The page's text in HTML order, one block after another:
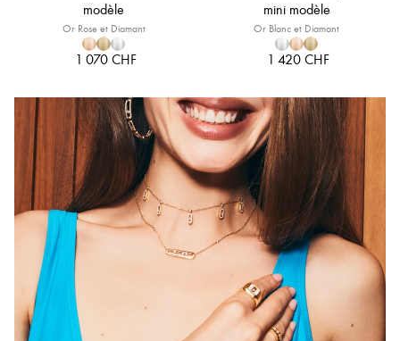
modèle
Or Rose et Diamant
1 070 CHF
mini modèle
Or Blanc et Diamant
1 420 CHF